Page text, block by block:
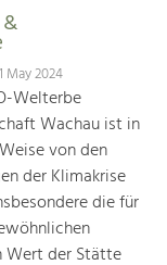
May 2024
Welterbe
Wachau ist in
von den
der Klimakrise
die für
Wert der Stätte